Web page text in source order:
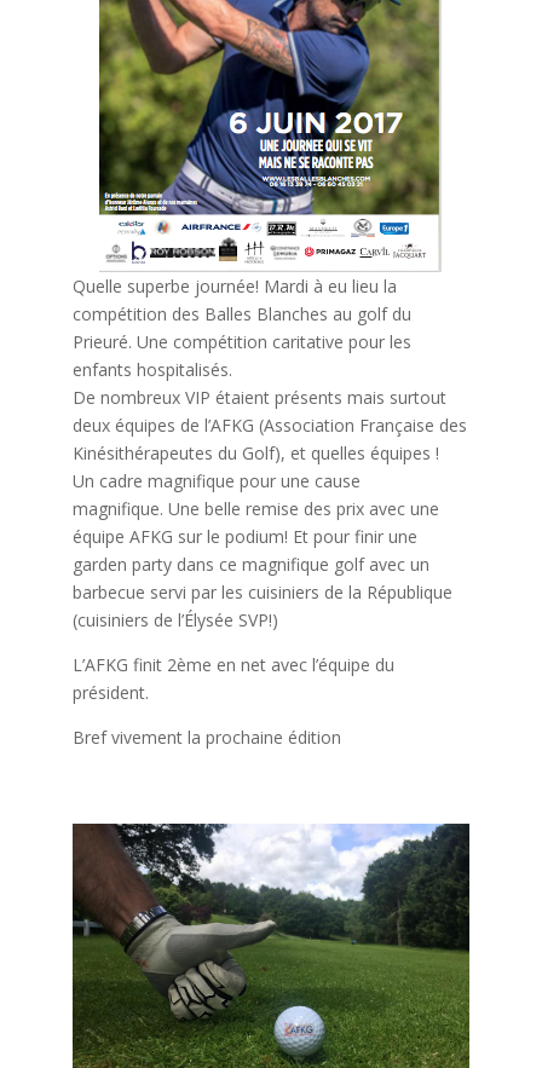
Quelle superbe journée! Mardi à eu lieu la
compétition des Balles Blanches au golf du
Prieuré. Une compétition caritative pour les
enfants hospitalisés.
De nombreux VIP étaient présents mais surtout
deux équipes de l’AFKG (Association Française des
Kinésithérapeutes du Golf), et quelles équipes !
Un cadre magnifique pour une cause
magnifique. Une belle remise des prix avec une
équipe AFKG sur le podium! Et pour finir une
garden party dans ce magnifique golf avec un
barbecue servi par les cuisiniers de la République
(cuisiniers de l’Élysée SVP!)
L’AFKG finit 2ème en net avec l’équipe du
président.
Bref vivement la prochaine édition